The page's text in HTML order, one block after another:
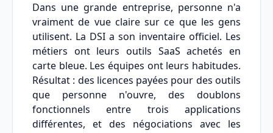
Dans une grande entreprise, personne n'a
vraiment de vue claire sur ce que les gens
utilisent. La DSI a son inventaire officiel. Les
métiers ont leurs outils SaaS achetés en
carte bleue. Les équipes ont leurs habitudes.
Résultat : des licences payées pour des outils
que personne n'ouvre, des doublons
fonctionnels entre trois applications
différentes, et des négociations avec les